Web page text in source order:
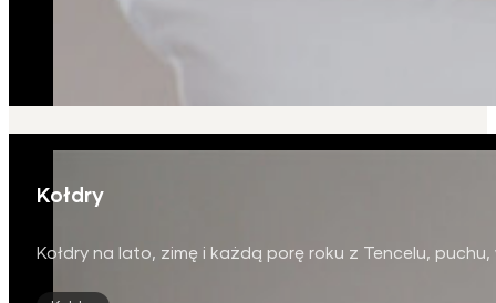
Kołdry
Kołdry na lato, zimę i każdą porę roku z Tencelu,